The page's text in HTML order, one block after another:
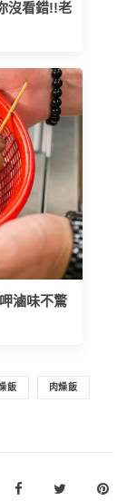
沒看錯!!老
滷味不驚
飯 肉燥飯